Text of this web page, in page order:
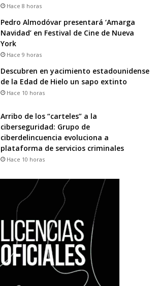
Hace 8 horas
Pedro Almodóvar presentará ‘Amarga
Navidad’ en Festival de Cine de Nueva
York
Hace 9 horas
Descubren en yacimiento estadounidense
de la Edad de Hielo un sapo extinto
Hace 10 horas
Arribo de los “carteles” a la
ciberseguridad: Grupo de
ciberdelincuencia evoluciona a
plataforma de servicios criminales
Hace 10 horas